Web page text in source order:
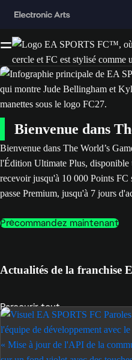
Bienvenue dans
Bienvenue dans The World’s
l'Édition Ultimate Plus, disponible
recevoir jusqu'à 10 000 Points FC
passe Premium, jusqu'à 7 jours
Précommandez maintenant
Actualités de la franchise
Parcourir tout